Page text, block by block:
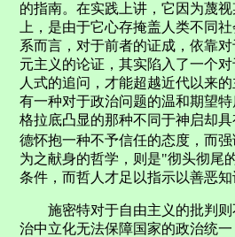
的指南。在实践上讲，它因为蔑
上，是由于它心存掩盖人类不同
系而言，对于前者的证成，依靠
元主义的论证，其实陷入了一个
人式的追问，才能超越近代以来
有一种对于政治问题的温和期望
格拉底凸显的那种不同于神启却
德怀抱一种不予信任的态度，而
为之献身的哲学，则是"彻头彻尾
条件，而哲人才足以指示以善恶
施密特对于自由主义的批判则
治中立化无法保障国家的政治统